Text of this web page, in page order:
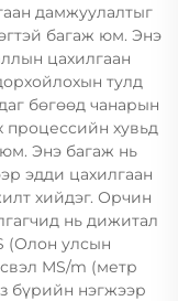
дамжуулалтыг
багаж юм. Энэ
цахилгаан
тулд
бөгөөд чанарын
процессийн хувьд
Энэ багаж нь
эдди цахилгаан
хийдэг. Орчин
нь дижитал
(Олон улсын
MS/m (метр
бүрийн нэгжээр